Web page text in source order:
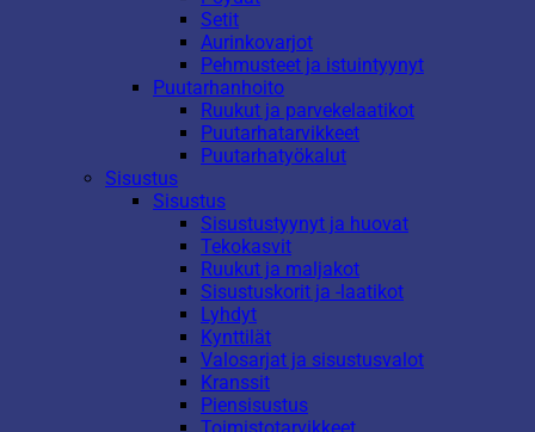
Setit
Aurinkovarjot
Pehmusteet ja istuintyynyt
Puutarhanhoito
Ruukut ja parvekelaatikot
Puutarhatarvikkeet
Puutarhatyökalut
Sisustus
Sisustus
Sisustustyynyt ja huovat
Tekokasvit
Ruukut ja maljakot
Sisustuskorit ja -laatikot
Lyhdyt
Kynttilät
Valosarjat ja sisustusvalot
Kranssit
Piensisustus